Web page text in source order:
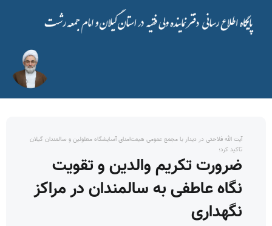
آیت الله فلاحتی در دیدار با مجمع عمومی هیئت‌امنای آسایشگاه معلولین و سالمندان گیلان
تاکید کرد؛
ضرورت تکریم والدین و تقویت
نگاه عاطفی به سالمندان در مراکز
نگهداری